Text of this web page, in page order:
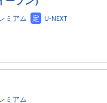
osusume-
osusume-
osusume-